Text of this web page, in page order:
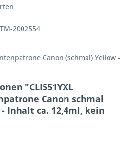
2002554
Canon (schmal) Yellow -
"CLI551YXL
Canon schmal
- Inhalt ca. 12,4ml, kein